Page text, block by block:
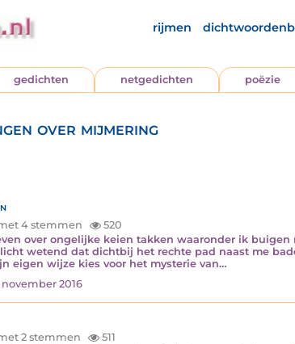
rijmen
gedichten netgedichten poëzie
over mijmering
4 stemmen
520
over ongelijke keien takken waaronder ik
wetend dat dichtbij het rechte pad naast me
eigen wijze kies voor het mysterie van…
november 2016
2 stemmen
511